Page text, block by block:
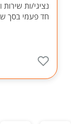
נציגי/ות
חד פעמי בסך של עד 5,000